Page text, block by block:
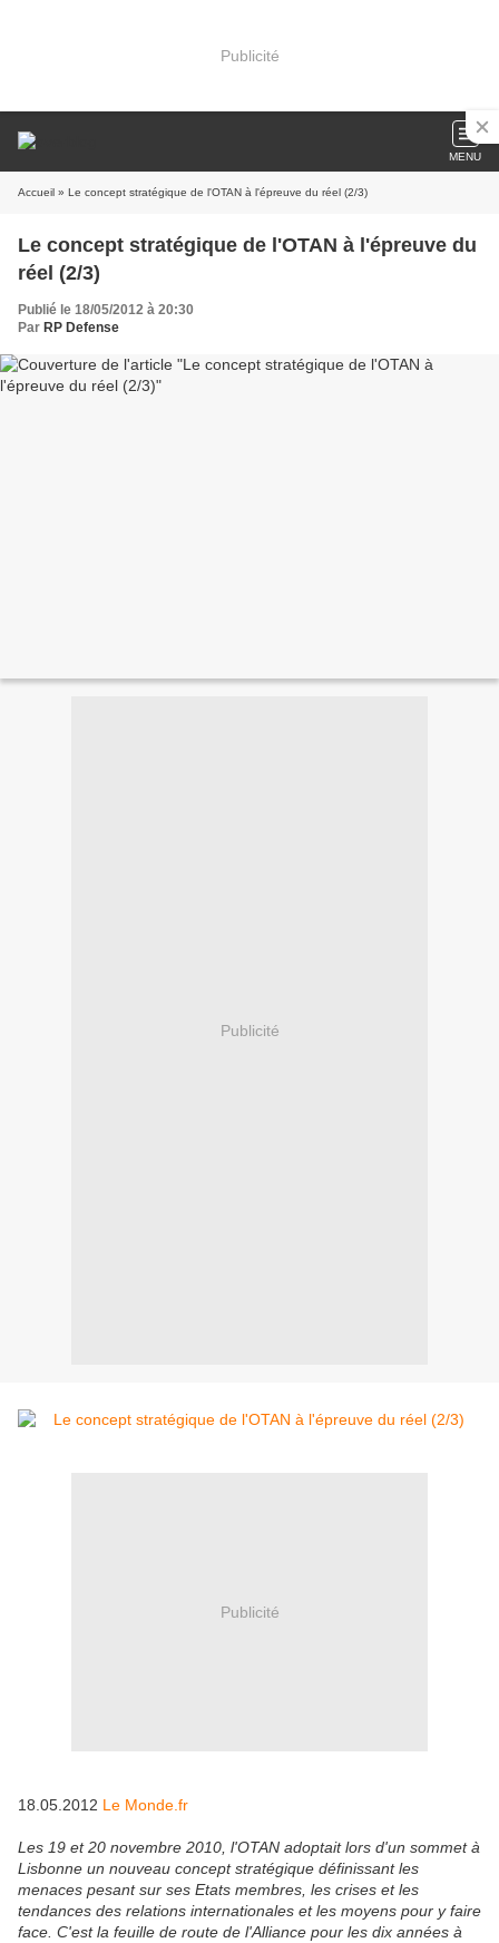
Publicité
MENU
Accueil » Le concept stratégique de l'OTAN à l'épreuve du réel (2/3)
Le concept stratégique de l'OTAN à l'épreuve du
réel (2/3)
Publié le 18/05/2012 à 20:30
Par RP Defense
Publicité
Publicité
18.05.2012 Le Monde.fr
Les 19 et 20 novembre 2010, l'OTAN adoptait lors d'un sommet à
Lisbonne un nouveau concept stratégique définissant les
menaces pesant sur ses Etats membres, les crises et les
tendances des relations internationales et les moyens pour yfaire
face. C'est la feuille de route de l'Alliance pour les dix années à